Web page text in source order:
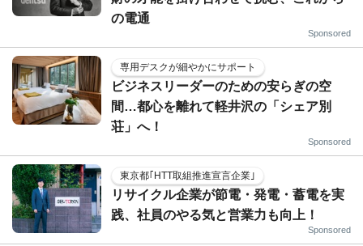
の電通
Sponsored
専用デスクが細やかにサポート
ビジネスリーダーのための安らぎの空
間…都心を離れて軽井沢の「シェア別
荘」へ！
Sponsored
東京都｢HTT取組推進宣言企業｣
リサイクル企業が節電・発電・蓄電を実
践、社員のやる気と営業力も向上！
Sponsored